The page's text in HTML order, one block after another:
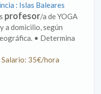
: Islas Baleares
profesor/a de YOGA
a domicilio, según
• Determina
35€/hora